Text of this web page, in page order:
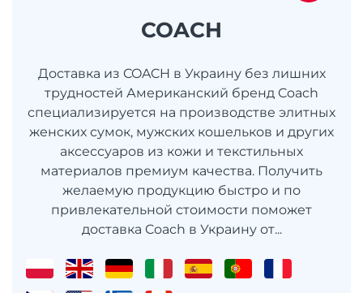
COACH
Доставка из COACH в Украину без лишних
трудностей Американский бренд Coach
специализируется на производстве элитных
женских сумок, мужских кошельков и других
аксессуаров из кожи и текстильных
материалов премиум качества. Получить
желаемую продукцию быстро и по
привлекательной стоимости поможет
доставка Coach в Украину от...